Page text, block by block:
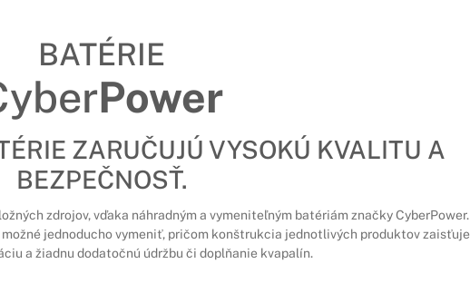
BATÉRIE
Power
ZARUČUJÚ VYSOKÚ KVALITU A
BEZPEČNOSŤ.
zdrojov, vďaka náhradným a vymeniteľným batériám značky CyberPower.
jednoducho vymeniť, pričom konštrukcia jednotlivých produktov zaisťuje
a žiadnu dodatočnú údržbu či doplňanie kvapalín.